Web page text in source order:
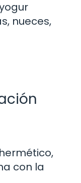
nueces,
con la